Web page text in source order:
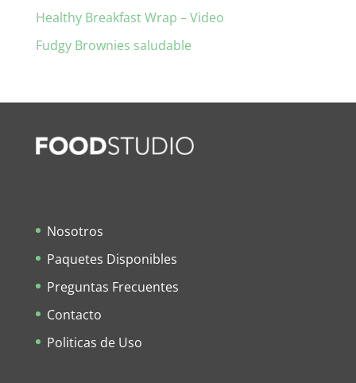
Healthy Breakfast Wrap – Video
Fudgy Brownies saludable
Nosotros
Paquetes Disponibles
Preguntas Frecuentes
Contacto
Politicas de Uso